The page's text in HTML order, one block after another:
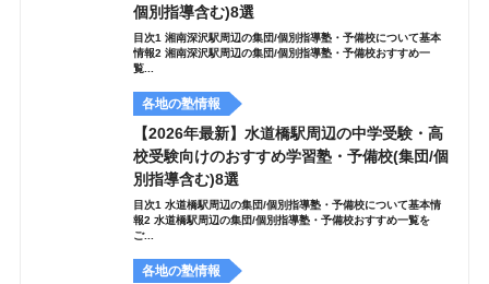
個別指導含む)8選
目次1 湘南深沢駅周辺の集団/個別指導塾・予備校について基本
情報2 湘南深沢駅周辺の集団/個別指導塾・予備校おすすめ一
覧...
各地の塾情報
【2026年最新】水道橋駅周辺の中学受験・高
校受験向けのおすすめ学習塾・予備校(集団/個
別指導含む)8選
目次1 水道橋駅周辺の集団/個別指導塾・予備校について基本情
報2 水道橋駅周辺の集団/個別指導塾・予備校おすすめ一覧を
ご...
各地の塾情報